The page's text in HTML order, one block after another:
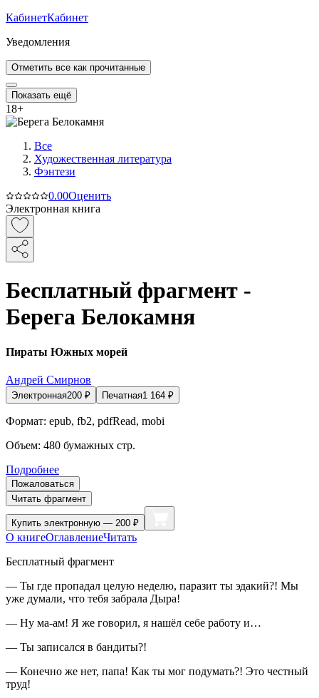
КабинетКабинет
Уведомления
Отметить все как прочитанные
Показать ещё
18+
Все
Художественная литература
Фэнтези
0.00Оценить
Электронная книга
Бесплатный фрагмент -
Берега Белокамня
Пираты Южных морей
Андрей Смирнов
Электронная200 ₽ Печатная1 164 ₽
Формат: epub, fb2, pdfRead, mobi
Объем: 480 бумажных стр.
Подробнее
Пожаловаться
Читать фрагмент
Купить электронную — 200 ₽
О книгеОглавлениеЧитать
Бесплатный фрагмент
— Ты где пропадал целую неделю, паразит ты эдакий?! Мы
уже думали, что тебя забрала Дыра!
— Ну ма-ам! Я же говорил, я нашёл себе работу и…
— Ты записался в бандиты?!
— Конечно же нет, папа! Как ты мог подумать?! Это честный
труд!